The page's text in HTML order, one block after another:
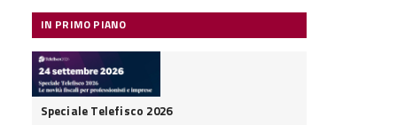
IN PRIMO PIANO
Speciale Telefisco 2026